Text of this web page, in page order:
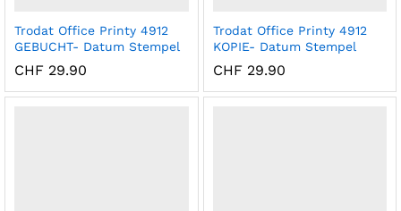
Trodat Office Printy 4912
GEBUCHT- Datum Stempel
CHF 29.90
Trodat Office Printy 4912
KOPIE- Datum Stempel
CHF 29.90